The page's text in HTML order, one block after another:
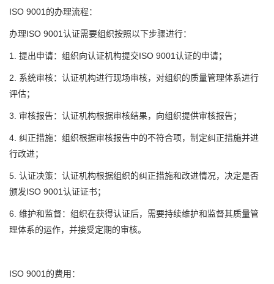
ISO 9001的办理流程：
办理ISO 9001认证需要组织按照以下步骤进行：
1. 提出申请：组织向认证机构提交ISO 9001认证的申请；
2. 系统审核：认证机构进行现场审核，对组织的质量管理体系进行
评估；
3. 审核报告：认证机构根据审核结果，向组织提供审核报告；
4. 纠正措施：组织根据审核报告中的不符合项，制定纠正措施并进
行改进；
5. 认证决策：认证机构根据组织的纠正措施和改进情况，决定是否
颁发ISO 9001认证证书；
6. 维护和监督：组织在获得认证后，需要持续维护和监督其质量管
理体系的运作，并接受定期的审核。
ISO 9001的费用：